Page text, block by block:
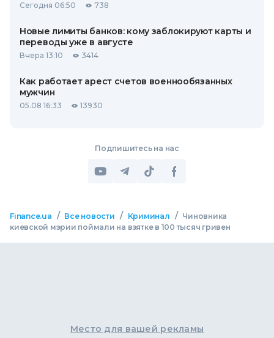
Сегодня 06:50 738
Новые лимиты банков: кому заблокируют карты и
переводы уже в августе
Вчера 13:10 3414
Как работает арест счетов военнообязанных
мужчин
05.08 16:33 13930
Подпишитесь на нас
Finance.ua / Все новости / Криминал / Чиновника
киевской мэрии поймали на взятке в 100 тысяч гривен
Место для вашей рекламы